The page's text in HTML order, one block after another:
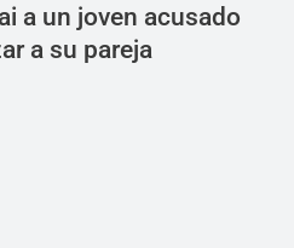
a un joven acusado
a su pareja